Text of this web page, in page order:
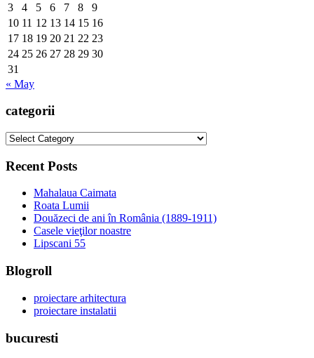
3
4 5 6 7 8
9
10 11 12 13 14 15 16
17 18 19 20 21 22 23
24 25 26 27 28 29 30
31
« May
categorii
categorii
Recent Posts
Mahalaua Caimata
Roata Lumii
Douăzeci de ani în România (1889-1911)
Casele vieţilor noastre
Lipscani 55
Blogroll
proiectare arhitectura
proiectare instalatii
bucuresti